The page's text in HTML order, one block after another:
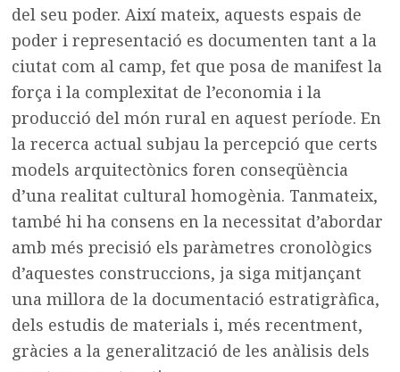
del seu poder. Així mateix, aquests espais de
poder i representació es documenten tant a la
ciutat com al camp, fet que posa de manifest la
força i la complexitat de l’economia i la
producció del món rural en aquest període. En
la recerca actual subjau la percepció que certs
models arquitectònics foren conseqüència
d’una realitat cultural homogènia. Tanmateix,
també hi ha consens en la necessitat d’abordar
amb més precisió els paràmetres cronològics
d’aquestes construccions, ja siga mitjançant
una millora de la documentació estratigràfica,
dels estudis de materials i, més recentment,
gràcies a la generalització de les anàlisis dels